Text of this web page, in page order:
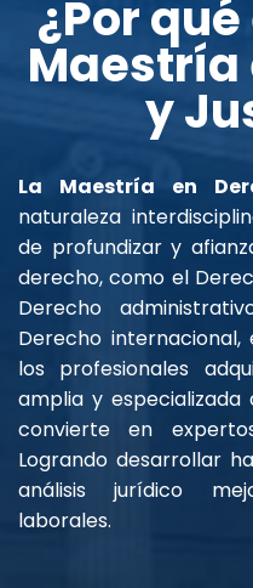
¿Por
Maestría
y
La Maestría en
naturaleza
de profundizar y
derecho, como el
Derecho
Derecho
los profesionales
amplia y especializada
convierte en
Logrando desarrollar
análisis jurídico
laborales.